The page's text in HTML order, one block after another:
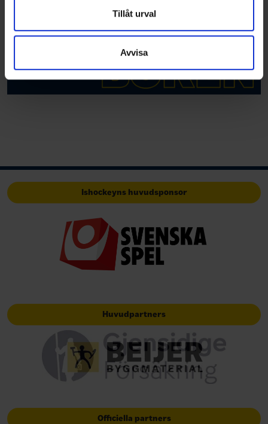
Dessa kan i sin tur kombinera informationen med annan
samlat in när du har använt deras tjänster.
Tillåt urval
Avvisa
Ishockeyns huvudsponsor
Huvudpartners
Officiella partners